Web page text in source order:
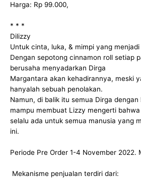
Harga: Rp 99.000,
* * *
Dilizzy
Untuk cinta, luka, & mimpi yang menjadi
Dengan sepotong cinnamon roll setiap
berusaha menyadarkan Dirga
Margantara akan kehadirannya, meski
hanyalah sebuah penolakan.
Namun, di balik itu semua Dirga
mampu membuat Lizzy mengerti
selalu ada untuk semua manusia yang
ini.
Periode Pre Order 1-4 November 2022.
Mekanisme penjualan terdiri dari: